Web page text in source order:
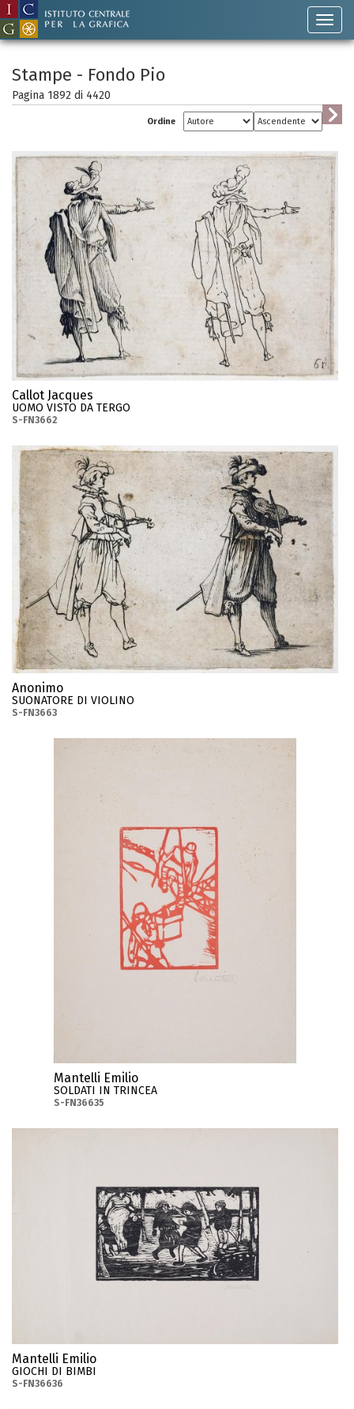
Stampe - Fondo Pio
Pagina 1892 di 4420
Ordine
Callot Jacques
UOMO VISTO DA TERGO
S-FN3662
Anonimo
SUONATORE DI VIOLINO
S-FN3663
Mantelli Emilio
SOLDATI IN TRINCEA
S-FN36635
Mantelli Emilio
GIOCHI DI BIMBI
S-FN36636